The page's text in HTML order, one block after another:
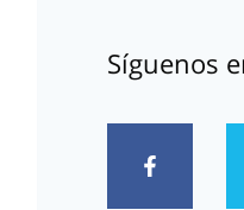
Síguenos